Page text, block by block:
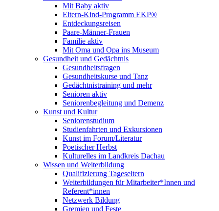
Mit Baby aktiv
Eltern-Kind-Programm EKP®
Entdeckungsreisen
Paare-Männer-Frauen
Familie aktiv
Mit Oma und Opa ins Museum
Gesundheit und Gedächtnis
Gesundheitsfragen
Gesundheitskurse und Tanz
Gedächtnistraining und mehr
Senioren aktiv
Seniorenbegleitung und Demenz
Kunst und Kultur
Seniorenstudium
Studienfahrten und Exkursionen
Kunst im Forum/Literatur
Poetischer Herbst
Kulturelles im Landkreis Dachau
Wissen und Weiterbildung
Qualifizierung Tageseltern
Weiterbildungen für Mitarbeiter*Innen und
Referent*innen
Netzwerk Bildung
Gremien und Feste